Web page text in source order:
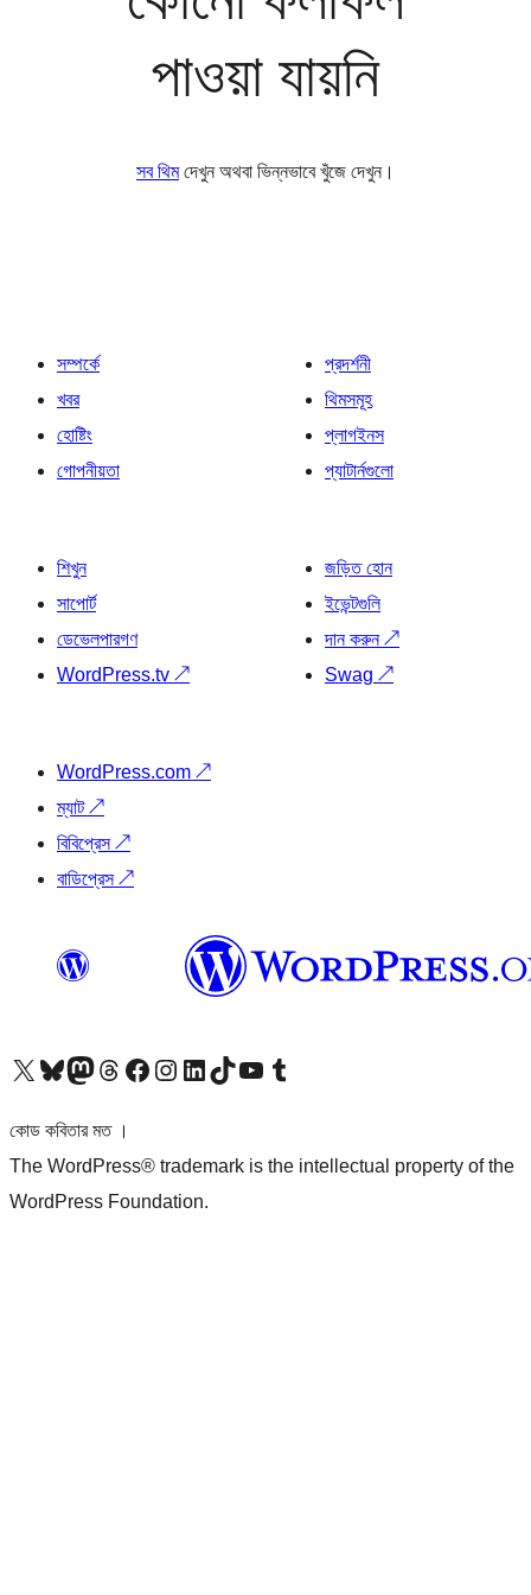
পাওয়া যায়নি
সব থিমদেখুন অথবা ভিন্নভাবে খুঁজে দেখুন।
সম্পর্কে
খবর
হোষ্টিং
গোপনীয়তা
প্রদর্শনী
থিমসমূহ
প্লাগইনস
প্যাটার্নগুলো
শিখুন
সাপোর্ট
ডেভেলপারগণ
WordPress.tv ↗
জড়িত হোন
ইভেন্টগুলি
দান করুন↗
Swag ↗
WordPress.com ↗
ম্যাট↗
বিবিপ্রেস↗
বাডিপ্রেস↗
আমাদের X (আগের টুইটার) অ্যাকাউন্টে যানআমাদের Bluesky অ্যাকাউন্টটি দেখুনআমাদের মাস্টোডন অ্যাকাউন্টটি দেখুনআমাদের থ্রেডস অ্যাকাউন্টটি দেখুনআমাদের ফেসবুক পেজ দেখুনআমাদের ইন্সটাগ্রাম অ্যাকাউন্ট দেখুনআমাদের লিঙ্কডইন অ্যাকাউন্টে যানআমাদের TikTok অ্যাকাউন্টটি দেখুনআমাদের ইউটিউব চ্যানেলে যান আমাদের টাম্বলার অ্যাকাউন্ট দেখুন
কোড কবিতার মত ।
The WordPress® trademark is the intellectual property of the
WordPress Foundation.